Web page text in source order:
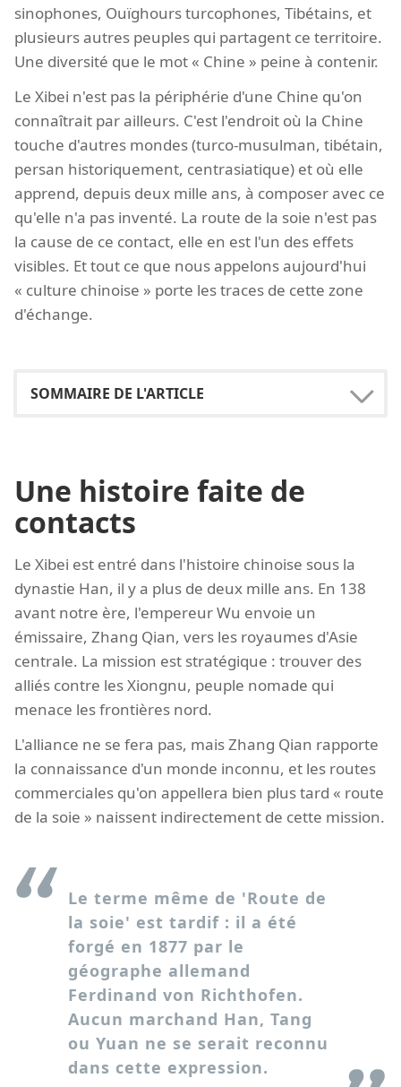
sinophones, Ouïghours turcophones, Tibétains, et
plusieurs autres peuples qui partagent ce territoire.
Une diversité que le mot « Chine » peine à contenir.
Le Xibei n'est pas la périphérie d'une Chine qu'on
connaîtrait par ailleurs. C'est l'endroit où la Chine
touche d'autres mondes (turco-musulman, tibétain,
persan historiquement, centrasiatique) et où elle
apprend, depuis deux mille ans, à composer avec ce
qu'elle n'a pas inventé. La route de la soie n'est pas
la cause de ce contact, elle en est l'un des effets
visibles. Et tout ce que nous appelons aujourd'hui
« culture chinoise » porte les traces de cette zone
d'échange.
Une histoire faite de
contacts
Le Xibei est entré dans l'histoire chinoise sous la
dynastie Han, il y a plus de deux mille ans. En 138
avant notre ère, l'empereur Wu envoie un
émissaire, Zhang Qian, vers les royaumes d'Asie
centrale. La mission est stratégique : trouver des
alliés contre les Xiongnu, peuple nomade qui
menace les frontières nord.
L'alliance ne se fera pas, mais Zhang Qian rapporte
la connaissance d'un monde inconnu, et les routes
commerciales qu'on appellera bien plus tard « route
de la soie » naissent indirectement de cette mission.
Le terme même de 'Route de
la soie' est tardif : il a été
forgé en 1877 par le
géographe allemand
Ferdinand von Richthofen.
Aucun marchand Han, Tang
ou Yuan ne se serait reconnu
dans cette expression.